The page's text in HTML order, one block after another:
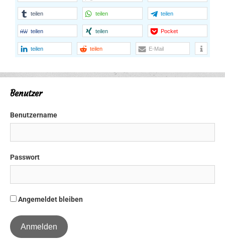
teilen teilen teilen
teilen teilen Pocket
teilen teilen E-Mail
Benutzer
Benutzername
Passwort
Angemeldet bleiben